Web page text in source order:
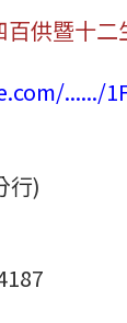
百供暨十
....../
行)